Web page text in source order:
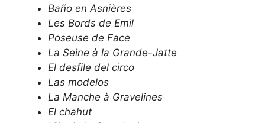
Baño en Asnières
Les Bords de Emil
Poseuse de Face
La Seine à la Grande-Jatte
El desfile del circo
Las modelos
La Manche à Gravelines
El chahut